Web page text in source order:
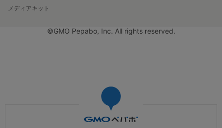
メディアキット
©GMO Pepabo, Inc. All rights reserved.